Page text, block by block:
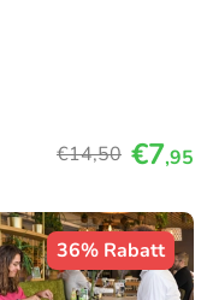
€14,50 €7,95
36% Rabatt